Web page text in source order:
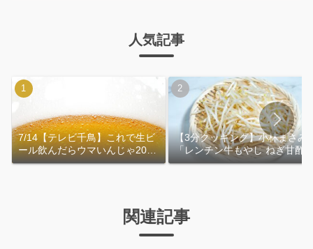
人気記事
7/14【テレビ千鳥】これで生ビ
ール飲んだらウマいんじゃ2026
｜おおよその作り方
【3分クッキング】小林まさみ
「レンチン牛もやし ねぎ甘酢
れ」作り方
関連記事